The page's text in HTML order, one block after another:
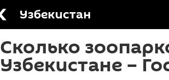
Узбекистан
Сколько
Узбекистане –